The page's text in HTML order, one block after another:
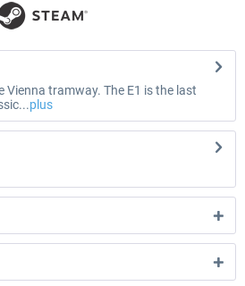
Vienna tramway. The E1 is the last
plus